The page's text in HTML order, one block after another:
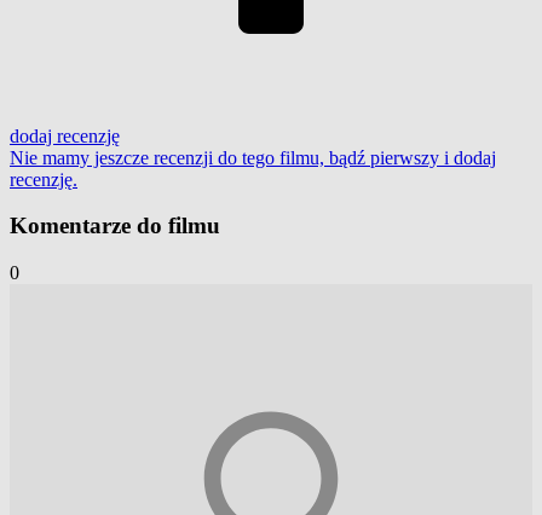
dodaj recenzję
Nie mamy jeszcze recenzji do tego filmu, bądź pierwszy i dodaj
recenzję.
Komentarze do filmu
0